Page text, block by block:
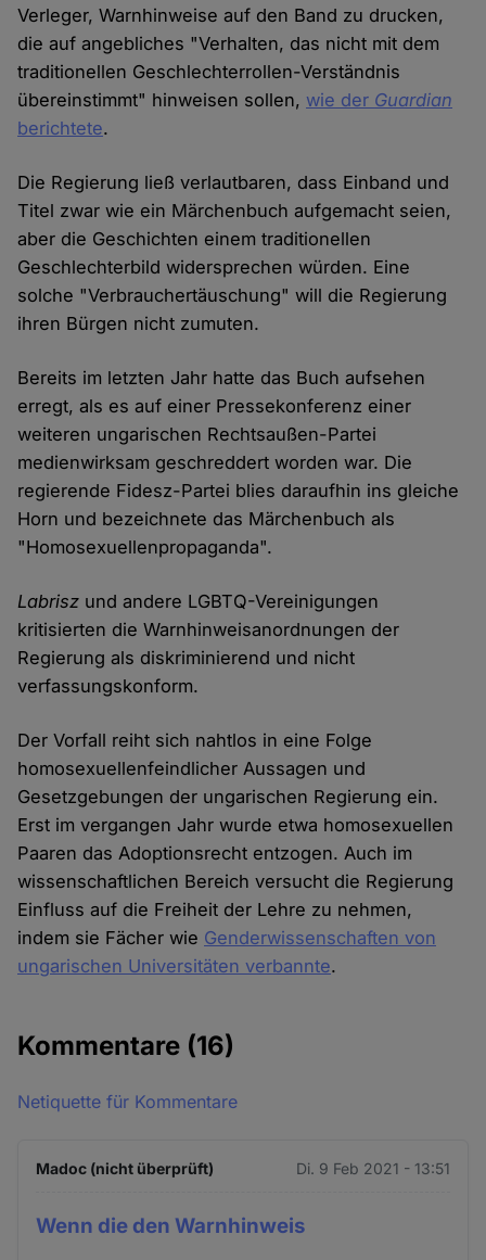
Verleger, Warnhinweise auf den Band zu drucken,
die auf angebliches "Verhalten, das nicht mit dem
traditionellen Geschlechterrollen-Verständnis
übereinstimmt" hinweisen sollen, wie der Guardian
berichtete.
Die Regierung ließ verlautbaren, dass Einband und
Titel zwar wie ein Märchenbuch aufgemacht seien,
aber die Geschichten einem traditionellen
Geschlechterbild widersprechen würden. Eine
solche "Verbrauchertäuschung" will die Regierung
ihren Bürgen nicht zumuten.
Bereits im letzten Jahr hatte das Buch aufsehen
erregt, als es auf einer Pressekonferenz einer
weiteren ungarischen Rechtsaußen-Partei
medienwirksam geschreddert worden war. Die
regierende Fidesz-Partei blies daraufhin ins gleiche
Horn und bezeichnete das Märchenbuch als
"Homosexuellenpropaganda".
Labrisz und andere LGBTQ-Vereinigungen
kritisierten die Warnhinweisanordnungen der
Regierung als diskriminierend und nicht
verfassungskonform.
Der Vorfall reiht sich nahtlos in eine Folge
homosexuellenfeindlicher Aussagen und
Gesetzgebungen der ungarischen Regierung ein.
Erst im vergangen Jahr wurde etwa homosexuellen
Paaren das Adoptionsrecht entzogen. Auch im
wissenschaftlichen Bereich versucht die Regierung
Einfluss auf die Freiheit der Lehre zu nehmen,
indem sie Fächer wie Genderwissenschaften von
ungarischen Universitäten verbannte.
Kommentare (16)
Netiquette für Kommentare
Madoc (nicht überprüft) Di. 9 Feb 2021 - 13:51
Wenn die den Warnhinweis